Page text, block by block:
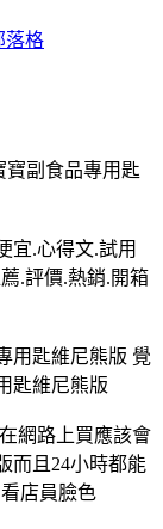
落格
寶副食品專用匙
宜.心得文.試用
.評價.熱銷.開箱
用匙維尼熊版 覺
匙維尼熊版
網路上買應該會
而且24小時都能
店員臉色